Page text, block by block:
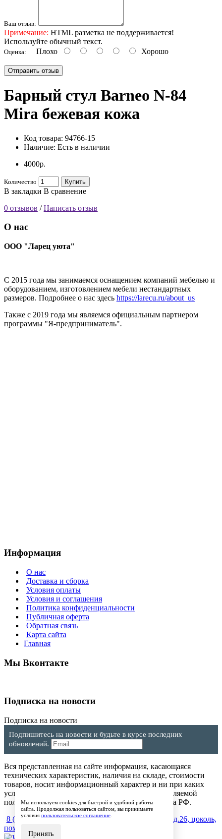
Ваш отзыв:
Примечание: HTML разметка не поддерживается!
Используйте обычный текст.
Оценка: Плохо Хорошо
Отправить отзыв
Барный стул Barneo N-84
Mira бежевая кожа
Код товара: 94766-15
Наличие: Есть в наличии
4000р.
Количество Купить
В закладки В сравнение
0 отзывов /Написать отзыв
О нас
ООО "Ларец уюта"
С 2015 года мы занимаемся оснащением компаний мебелью и
оборудованием, изготовлением мебели нестандартных
размеров. Подробнее о нас здесь https://larecu.ru/about_us
Также с 2019 года мы являемся официальным партнером
программы "Я-предприниматель".
Информация
О нас
Доставка и сборка
Условия оплаты
Условия и соглашения
Политика конфиденциальности
Публичная оферта
Обратная связь
Карта сайта
Главная
Мы Вконтакте
Подписка на новости
Подписка на новости
Подпишитесь на новости и будьте в курсе последних
обновлений.
Вся представленная на сайте информация, касающаяся
технических характеристик, наличия на складе, стоимости
товаров, носит информационный характер и ни при каких
условиях не является публичной офертой, определяемой
положениями Статьи 437(2) Гражданского кодекса РФ.
8 (904) 257-64-64 600017, г.Владимир, ул. Мира, д.26, цоколь,
пом.4
Мы используем cookies для быстрой и удобной работы
сайта. Продолжая пользоваться сайтом, вы принимаете
условия пользовательское соглашение
Принять